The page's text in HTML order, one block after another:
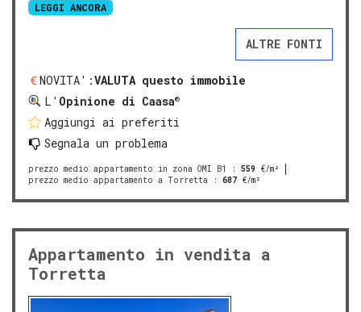
LEGGI ANCORA
ALTRE FONTI
NOVITA':VALUTA questo immobile
L' Opinione di Caasa®
Aggiungi ai preferiti
Segnala un problema
prezzo medio appartamento in zona OMI B1 : 559 €/m²
prezzo medio appartamento a Torretta : 687 €/m²
Appartamento in vendita a
Torretta